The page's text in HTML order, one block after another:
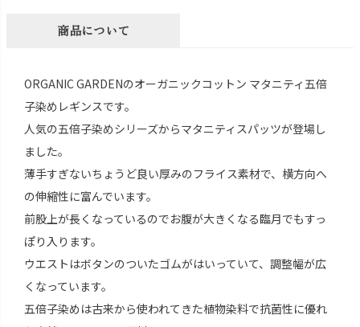
商品について
ORGANIC GARDENのオーガニックコットン マタニティ五倍
子染めレギンスです。
人気の五倍子染めシリーズからマタニティスパッツが登場し
ました。
薄手すぎないちょうど良い厚みのフライス素材で、横方向へ
の伸縮性に富んでいます。
前股上が長くなっているのでお腹が大きくなる臨月でもすっ
ぽり入ります。
ウエストはボタンのついたゴムがはいっていて、調整幅が広
くなっています。
五倍子染めは古来から使われてきた植物染料で抗菌性に優れ